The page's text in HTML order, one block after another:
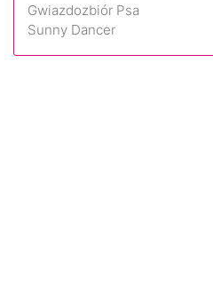
Gwiazdozbiór Psa
Sunny Dancer